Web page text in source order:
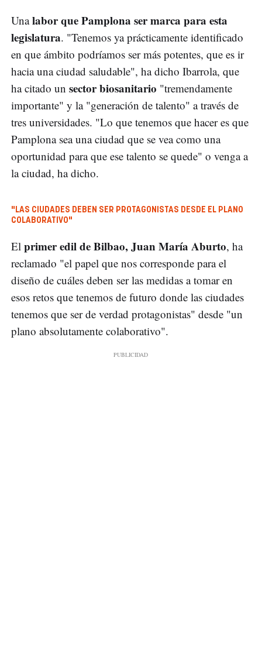
Unalabor que Pamplona ser marca para esta
legislatura. "Tenemos ya prácticamente identificado
en que ámbito podríamos ser más potentes, que es ir
hacia una ciudad saludable", ha dicho Ibarrola, que
ha citado un sector biosanitario "tremendamente
importante" y la "generación de talento" a través de
tres universidades. "Lo que tenemos que hacer es que
Pamplona sea una ciudad que se vea como una
oportunidad para que ese talento se quede" o venga a
la ciudad, ha dicho.
"LAS CIUDADES DEBEN SER PROTAGONISTAS DESDE EL PLANO
COLABORATIVO"
El primer edil de Bilbao, Juan María Aburto, ha
reclamado "el papel que nos corresponde para el
diseño de cuáles deben ser las medidas a tomar en
esos retos que tenemos de futuro donde las ciudades
tenemos que ser de verdad protagonistas" desde "un
plano absolutamente colaborativo".